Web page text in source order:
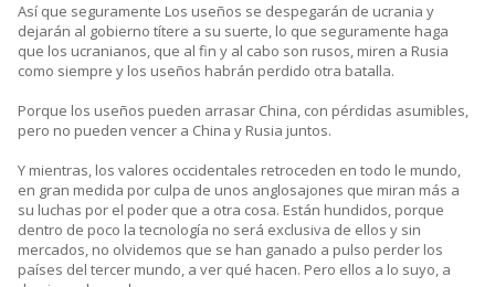
Así que seguramente Los useños se despegarán de ucrania y
dejarán al gobierno títere a su suerte, lo que seguramente haga
que los ucranianos, que al fin y al cabo son rusos, miren a Rusia
como siempre y los useños habrán perdido otra batalla.
Porque los useños pueden arrasar China, con pérdidas asumibles,
pero no pueden vencer a China y Rusia juntos.
Y mientras, los valores occidentales retroceden en todo le mundo,
en gran medida por culpa de unos anglosajones que miran más a
su luchas por el poder que a otra cosa. Están hundidos, porque
dentro de poco la tecnología no será exclusiva de ellos y sin
mercados, no olvidemos que se han ganado a pulso perder los
países del tercer mundo, a ver qué hacen. Pero ellos a lo suyo, a